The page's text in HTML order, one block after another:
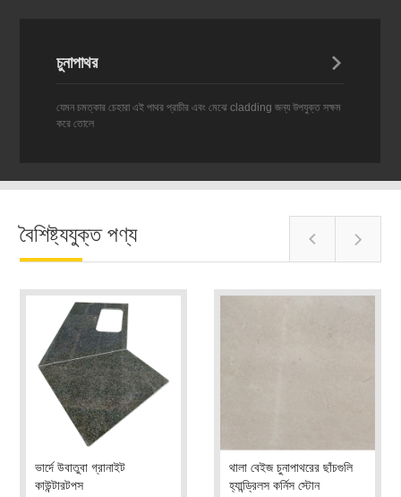
চুনাপাথর 
যেমন চমত্কার চেহারা এই পাথর প্রাচীর এবং মেঝে cladding জন্য উপযুক্ত সক্ষম
করে তোলে
বৈশিষ্ট্যযুক্ত পণ্য
ভার্দে উবাতুবা গ্রানাইট
কাউন্টারটপস
থালা বেইজ চুনাপাথরের ছাঁচগুলি
হ্যান্ড্রিলস কর্নিস স্টোন